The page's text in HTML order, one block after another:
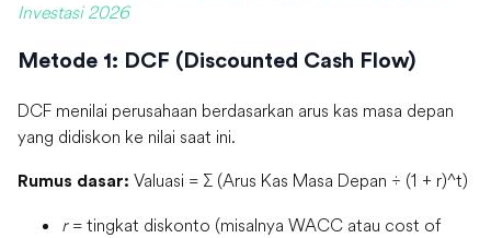
Investasi 2026
Metode 1: DCF (Discounted Cash Flow)
DCF menilai perusahaan berdasarkan arus kas masa depan
yang didiskon ke nilai saat ini.
Rumus dasar: Valuasi = Σ (Arus Kas Masa Depan ÷ (1 + r)^t)
r= tingkat diskonto (misalnya WACC atau cost of